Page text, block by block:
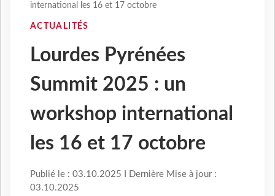
international les 16 et 17 octobre
ACTUALITÉS
Lourdes Pyrénées
Summit 2025 : un
workshop international
les 16 et 17 octobre
Publié le : 03.10.2025 I Dernière Mise à jour :
03.10.2025